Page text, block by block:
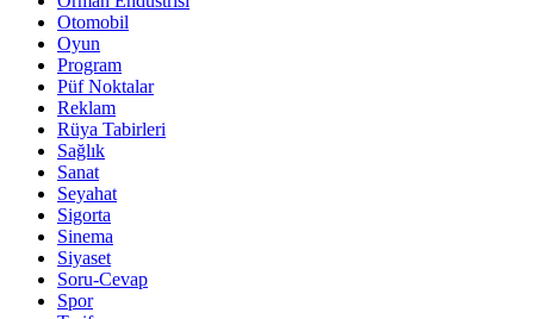
Otomobil
Oyun
Program
Püf Noktalar
Reklam
Rüya Tabirleri
Sağlık
Sanat
Seyahat
Sigorta
Sinema
Siyaset
Soru-Cevap
Spor